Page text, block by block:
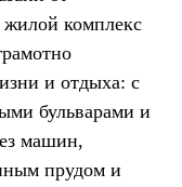
комплекс
и отдыха: с
бульварами и
машин,
прудом и